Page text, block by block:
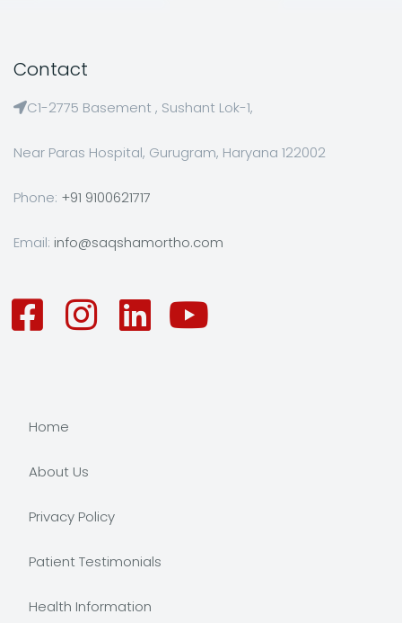
Contact
C1-2775 Basement , Sushant Lok-1,
Near Paras Hospital, Gurugram, Haryana 122002
Phone: +91 9100621717
Email: info@saqshamortho.com
Home
About Us
Privacy Policy
Patient Testimonials
Health Information